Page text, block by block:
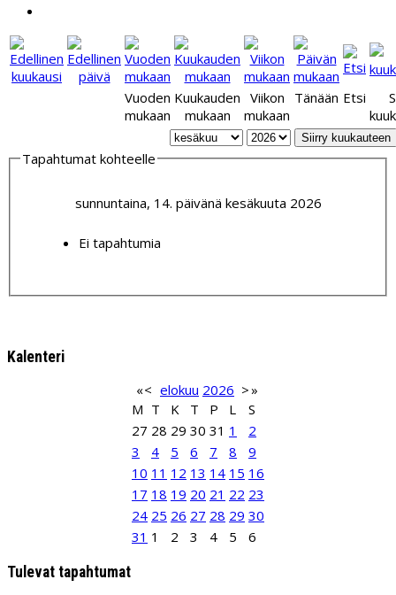
Vuoden
mukaan
Kuukauden
mukaan
Viikon
mukaan
Tänään Etsi
Siirry kuukauteen
Tapahtumat kohteelle
sunnuntaina, 14. päivänä kesäkuuta 2026
Ei tapahtumia
Kalenteri
«< elokuu 2026 >»
M T K T P L
S
27 28 29 30 31 1
2
3
4 5 6 7 8
9
10 11 12 13 14 15 16
17 18 19 20 21 22 23
24 25 26 27 28 29 30
31 1 2 3 4 5
6
Tulevat tapahtumat